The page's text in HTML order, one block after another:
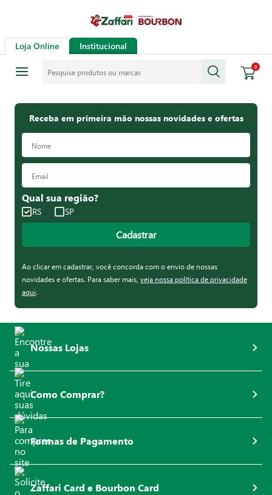
Loja Online Institucional
0
Receba em primeira mão nossas novidades e ofertas
Qual sua região?
RS SP
Cadastrar
Ao clicar em cadastrar, você concorda com o envio de nossas
novidades e ofertas. Para saber mais, veja nossa política de privacidade
aqui.
Nossas Lojas
Como Comprar?
Formas de Pagamento
Zaffari Card e Bourbon Card